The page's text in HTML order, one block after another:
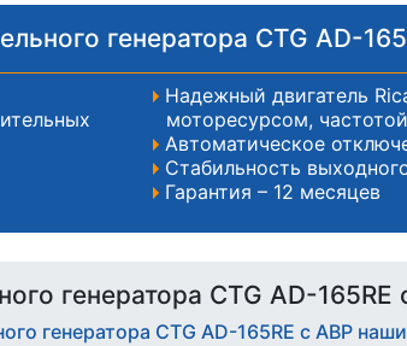
генератора CTG AD-
Надежный двигатель
моторесурсом,
Автоматическое
Стабильность
Гарантия – 12 месяцев
генератора CTG AD-165RE
генератора CTG AD-165RE с АВР